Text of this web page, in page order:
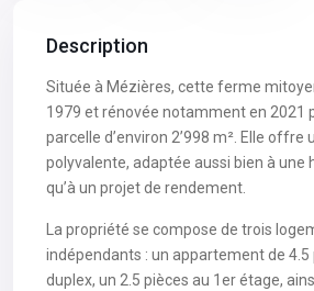
Description
Située à Mézières, cette ferme
1979 et rénovée notamment en 2021
parcelle d’environ 2’998 m². Elle offre
polyvalente, adaptée aussi bien à une
qu’à un projet de rendement.
La propriété se compose de trois
indépendants : un appartement de 4.5
duplex, un 2.5 pièces au 1er étage,